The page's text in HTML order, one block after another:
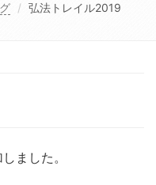
弘法トレイル2019
ました。